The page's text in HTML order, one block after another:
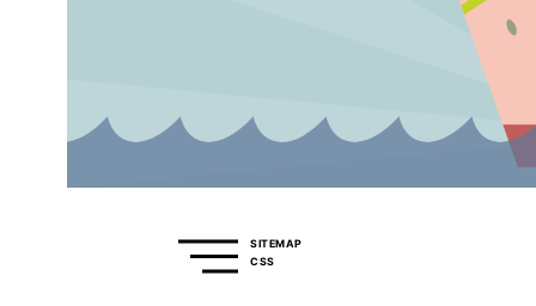
SITEMAP
CSS